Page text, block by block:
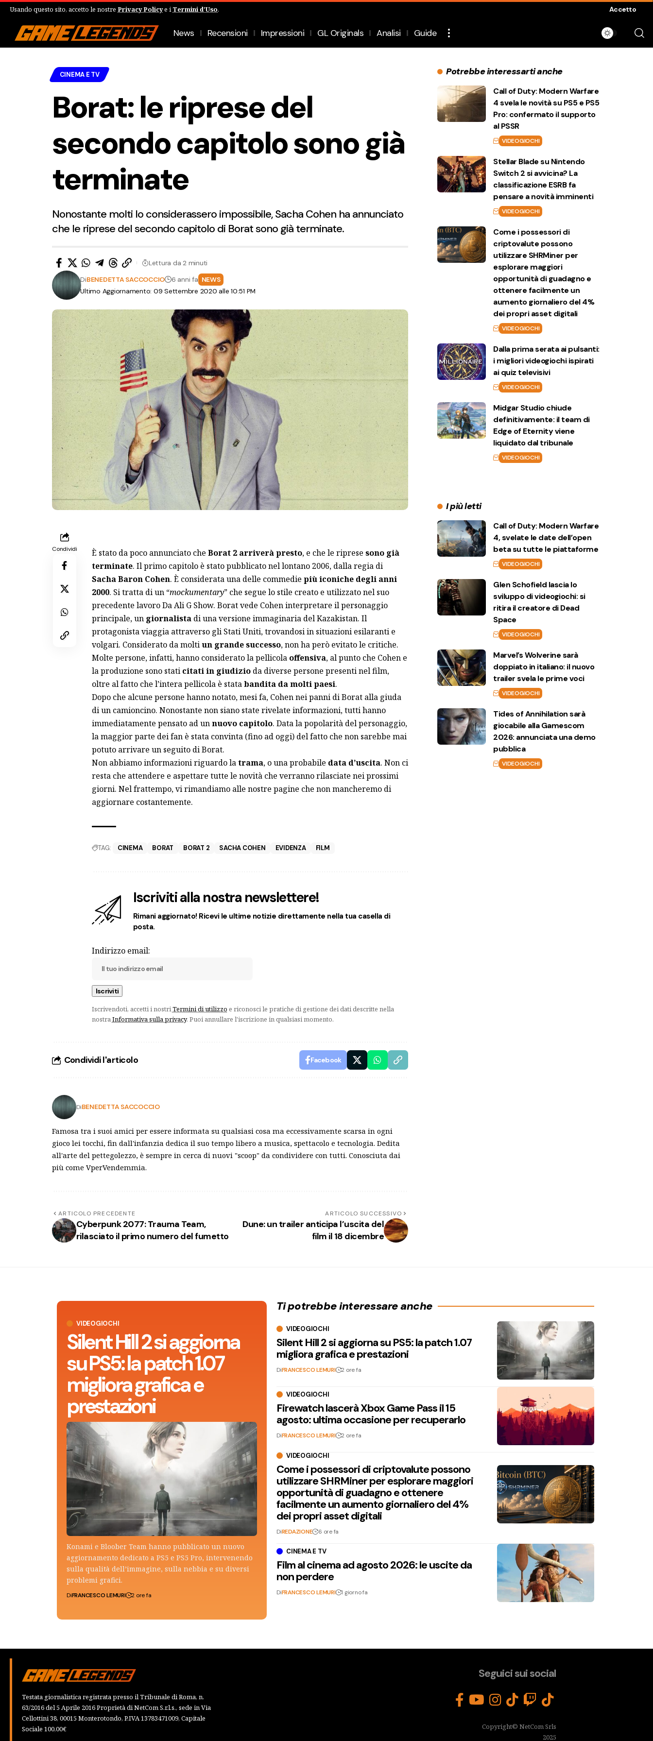
Usando questo sito, accetto le nostre Privacy Policye i Termini d'Uso. Accetto
News Recensioni Impressioni GL Originals Analisi Guide
CINEMA E TV
Borat: le riprese del
secondo capitolo sono già
terminate
Nonostante molti lo considerassero impossibile, Sacha Cohen ha annunciato
che le riprese del secondo capitolo di Borat sono già terminate.
Ultimo Aggiornamento: 09 Settembre 2020 alle 10:51 PM
DiBENEDETTA SACCOCCIO 6 anni fa NEWS
Lettura da 2 minuti
Condividi È stato da poco annunciato che Borat 2 arriverà presto, e che le riprese sono già
terminate. Il primo capitolo è stato pubblicato nel lontano 2006, dalla regia di
Sacha Baron Cohen. È considerata una delle commedie più iconiche degli anni
2000. Si tratta di un “mockumentary” che segue lo stile creato e utilizzato nel suo
precedente lavoro Da Ali G Show. Borat vede Cohen interpretare il personaggio
principale, un giornalista di una versione immaginaria del Kazakistan. Il
protagonista viaggia attraverso gli Stati Uniti, trovandosi in situazioni esilaranti e
volgari. Considerato da moltiun grande successo, non ha però evitato le critiche.
Molte persone, infatti, hanno considerato la pellicola offensiva, al punto che Cohen e
la produzione sono stati citati in giudizioda diverse persone presenti nel film,
oltre al fatto che l’intera pellicola è statabandita da molti paesi.
Dopo che alcune persone hanno notato, mesi fa, Cohen nei panni di Borat alla giuda
di un camioncino. Nonostante non siano state rivelate informazioni, tutti hanno
immediatamente pensato ad unnuovo capitolo. Data la popolarità del personaggio,
la maggior parte dei fan è stata convinta (fino ad oggi) del fatto che non sarebbe mai
potuto arrivare un seguito di Borat.
Non abbiamo informazioni riguardo latrama, o una probabile data d’uscita. Non ci
resta che attendere e aspettare tutte le novità che verranno rilasciate nei prossimi
giorni. Nel frattempo, vi rimandiamo alle nostre pagine che non mancheremo di
aggiornare costantemente.
TAG: CINEMA BORAT BORAT 2 SACHA COHEN EVIDENZA FILM
Iscriviti alla nostra newslettere!
Rimani aggiornato! Ricevi le ultime notizie direttamente nella tua casella di
posta.
Indirizzo email:
Iscrivendoti, accetti i nostriTermini di utilizzo e riconosci le pratiche di gestione dei dati descritte nella
nostraInformativa sulla privacy. Puoi annullare l'iscrizione in qualsiasi momento.
Condividi l'articolo Facebook
DiBENEDETTA SACCOCCIO
Famosa tra i suoi amici per essere informata su qualsiasi cosa ma eccessivamente scarsa in ogni
gioco lei tocchi, fin dall'infanzia dedica il suo tempo libero a musica, spettacolo e tecnologia. Dedita
all'arte del pettegolezzo, è sempre in cerca di nuovi "scoop" da condividere con tutti. Conosciuta dai
più come VperVendemmia.
ARTICOLO PRECEDENTE
Cyberpunk 2077: Trauma Team,
rilasciato il primo numero del fumetto
ARTICOLO SUCCESSIVO
Dune: un trailer anticipa l’uscita del
film il 18 dicembre
Potrebbe interessarti anche
Call of Duty: Modern Warfare
4 svela le novità su PS5 e PS5
Pro: confermato il supporto
al PSSR
VIDEOGIOCHI
Stellar Blade su Nintendo
Switch 2 si avvicina? La
classificazione ESRB fa
pensare a novità imminenti
VIDEOGIOCHI
Come i possessori di
criptovalute possono
utilizzare SHRMiner per
esplorare maggiori
opportunità di guadagno e
ottenere facilmente un
aumento giornaliero del 4%
dei propri asset digitali
VIDEOGIOCHI
Dalla prima serata ai pulsanti:
i migliori videogiochi ispirati
ai quiz televisivi
VIDEOGIOCHI
Midgar Studio chiude
definitivamente: il team di
Edge of Eternity viene
liquidato dal tribunale
VIDEOGIOCHI
I più letti
Call of Duty: Modern Warfare
4, svelate le date dell’open
beta su tutte le piattaforme
VIDEOGIOCHI
Glen Schofield lascia lo
sviluppo di videogiochi: si
ritira il creatore di Dead
Space
VIDEOGIOCHI
Marvel’s Wolverine sarà
doppiato in italiano: il nuovo
trailer svela le prime voci
VIDEOGIOCHI
Tides of Annihilation sarà
giocabile alla Gamescom
2026: annunciata una demo
pubblica
VIDEOGIOCHI
VIDEOGIOCHI
Silent Hill 2 si aggiorna
su PS5: la patch 1.07
migliora grafica e
prestazioni
Konami e Bloober Team hanno pubblicato un nuovo
aggiornamento dedicato a PS5 e PS5 Pro, intervenendo
sulla qualità dell’immagine, sulla nebbia e su diversi
problemi grafici.
DiFRANCESCO LEMURI 2 ore fa
Ti potrebbe interessare anche
VIDEOGIOCHI
Silent Hill 2 si aggiorna su PS5: la patch 1.07
migliora grafica e prestazioni
DiFRANCESCO LEMURI 2 ore fa
VIDEOGIOCHI
Firewatch lascerà Xbox Game Pass il 15
agosto: ultima occasione per recuperarlo
DiFRANCESCO LEMURI 2 ore fa
VIDEOGIOCHI
Come i possessori di criptovalute possono
utilizzare SHRMiner per esplorare maggiori
opportunità di guadagno e ottenere
facilmente un aumento giornaliero del 4%
dei propri asset digitali
DiREDAZIONE 6 ore fa
CINEMA E TV
Film al cinema ad agosto 2026: le uscite da
non perdere
DiFRANCESCO LEMURI 1 giorno fa
Testata giornalistica registrata presso il Tribunale di Roma, n.
63/2016 del 5 Aprile 2016 Proprietà di NetCom S.r.l.s., sede in Via
Cellottini 38, 00015 Monterotondo, P.IVA 13783471009, Capitale
Sociale 100,00€
Seguici sui social
Copyright© NetCom Srls
2025